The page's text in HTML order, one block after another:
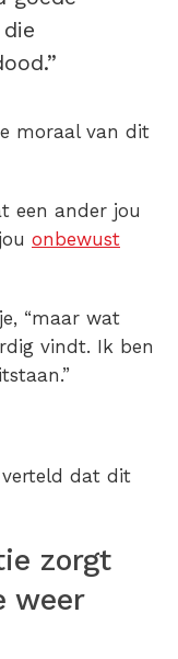
moraal van dit
een ander jou
onbewust
“maar wat
vindt. Ik ben
dat dit
zorgt
weer